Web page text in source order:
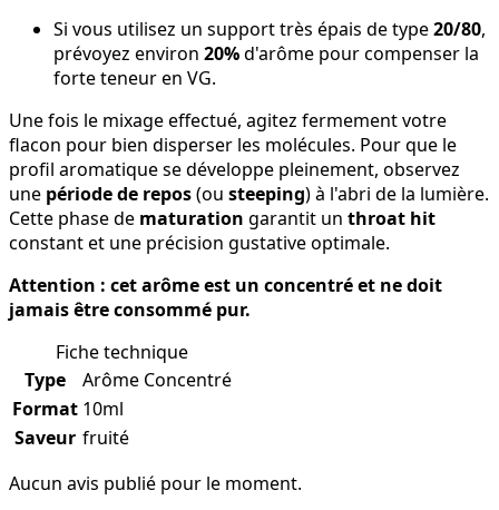
Si vous utilisez un support très épais de type20/80,
prévoyez environ 20%d'arôme pour compenser la
forte teneur en VG.
Une fois le mixage effectué, agitez fermement votre
flacon pour bien disperser les molécules. Pour que le
profil aromatique se développe pleinement, observez
une période de repos(ou steeping) à l'abri de la lumière.
Cette phase de maturation garantit un throat hit
constant et une précision gustative optimale.
Attention : cet arôme est un concentré et ne doit
jamais être consommé pur.
Fiche technique
Type
Arôme Concentré
Format 10ml
Saveur fruité
Aucun avis publié pour le moment.